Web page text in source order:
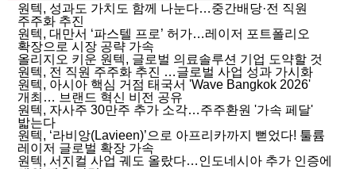
원텍, 성과도 가치도 함께 나눈다…중간배당·전 직원
주주화 추진
원텍, 대만서 ‘파스텔 프로’ 허가…레이저 포트폴리오
확장으로 시장 공략 가속
올리지오 키운 원텍, 글로벌 의료솔루션 기업 도약할 것
원텍, 전 직원 주주화 추진 …글로벌 사업 성과 가시화
원텍, 아시아 핵심 거점 태국서 'Wave Bangkok 2026'
개최… 브랜드 혁신 비전 공유
원텍, 자사주 30만주 추가 소각…주주환원 '가속 페달'
밟는다
원텍, ‘라비앙(Lavieen)’으로 아프리카까지 뻗었다! 툴륨
레이저 글로벌 확장 가속
원텍, 서지컬 사업 궤도 올랐다…인도네시아 추가 인증에